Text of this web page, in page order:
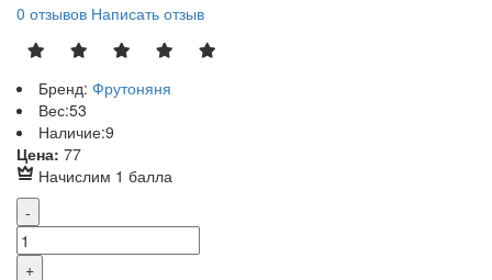
0 отзывов Написать отзыв
Бренд: Фрутоняня
Вес:53
Наличие:9
Цена: 77Р
Начислим 1 балла